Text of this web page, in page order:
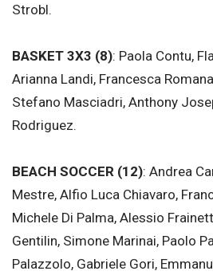
Strobl.
BASKET 3X3 (8): Paola Contu,
Arianna Landi, Francesca
Stefano Masciadri, Anthony
Rodriguez.
BEACH SOCCER (12): Andrea
Mestre, Alfio Luca Chiavaro,
Michele Di Palma, Alessio
Gentilin, Simone Marinai, Paolo
Palazzolo, Gabriele Gori,